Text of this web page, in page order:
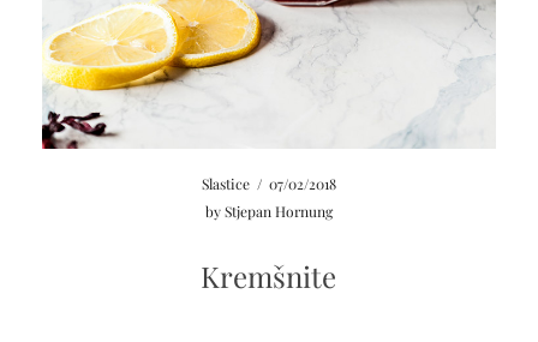
Slastice / 07/02/2018
byStjepan Hornung
Kremšnite